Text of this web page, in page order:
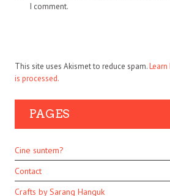
I comment.
This site uses Akismet to reduce spam.
is processed.
PAGES
Cine suntem?
Contact
Crafts by Sarang Hanguk